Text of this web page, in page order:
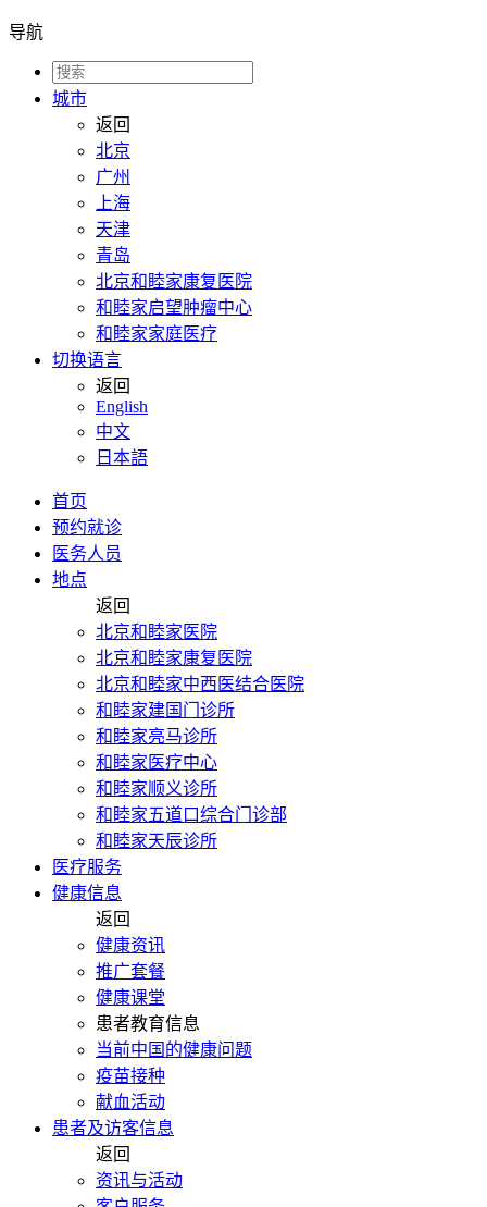
导航
城市
返回
北京
广州
上海
天津
青岛
北京和睦家康复医院
和睦家启望肿瘤中心
和睦家家庭医疗
切换语言
返回
English
中文
日本語
首页
预约就诊
医务人员
地点
返回
北京和睦家医院
北京和睦家康复医院
北京和睦家中西医结合医院
和睦家建国门诊所
和睦家亮马诊所
和睦家医疗中心
和睦家顺义诊所
和睦家五道口综合门诊部
和睦家天辰诊所
医疗服务
健康信息
返回
健康资讯
推广套餐
健康课堂
患者教育信息
当前中国的健康问题
疫苗接种
献血活动
患者及访客信息
返回
资讯与活动